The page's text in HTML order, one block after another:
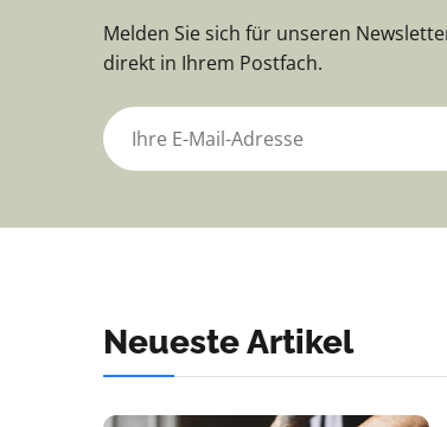
Melden Sie sich für unseren
direkt in Ihrem Postfach.
Neueste Artikel